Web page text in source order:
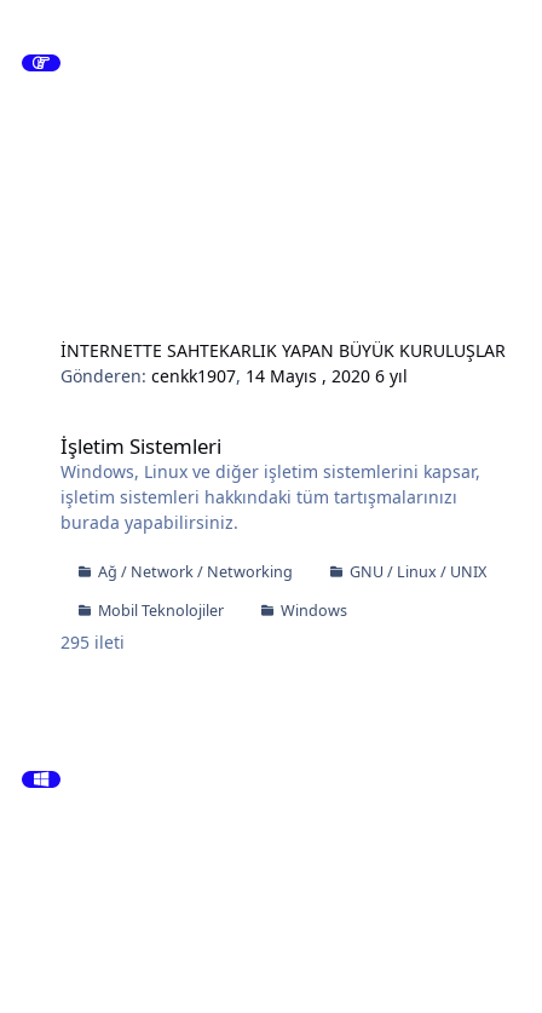
İNTERNETTE SAHTEKARLIK YAPAN BÜYÜK KURULUŞLAR
Gönderen:cenkk1907, 14 Mayıs , 20206 yıl
İşletim Sistemleri
Windows, Linux ve diğer işletim sistemlerini kapsar,
işletim sistemleri hakkındaki tüm tartışmalarınızı
burada yapabilirsiniz.
Ağ / Network / Networking
GNU / Linux / UNIX
Mobil Teknolojiler
Windows
295 ileti